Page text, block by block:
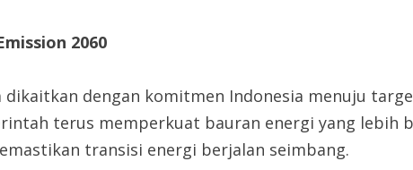
2060
dikaitkan dengan komitmen Indonesia menuju
terus memperkuat bauran energi yang lebih
transisi energi berjalan seimbang.